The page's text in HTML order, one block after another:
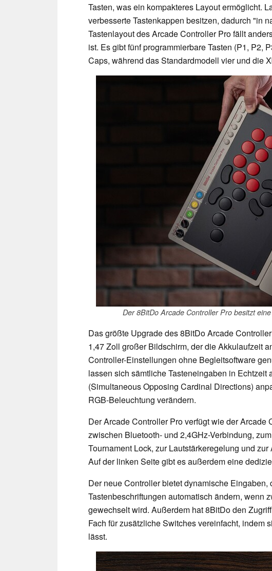
Tasten, was ein kompakteres Layout ermöglicht.
verbesserte Tastenkappen besitzen, dadurch "in
Tastenlayout des Arcade Controller Pro fällt
ist. Es gibt fünf programmierbare Tasten (P1, P2,
Caps, während das Standardmodell vier und die
Der 8BitDo Arcade Controller Pro besitzt
Das größte Upgrade des 8BitDo Arcade
1,47 Zoll großer Bildschirm, der die Akkulaufzeit
Controller-Einstellungen ohne Begleitsoftware
lassen sich sämtliche Tasteneingaben in
(Simultaneous Opposing Cardinal Directions)
RGB-Beleuchtung verändern.
Der Arcade Controller Pro verfügt wie der
zwischen Bluetooth- und 2,4GHz-Verbindung,
Tournament Lock, zur Lautstärkeregelung und
Auf der linken Seite gibt es außerdem eine
Der neue Controller bietet dynamische Eingaben,
Tastenbeschriftungen automatisch ändern, wenn
gewechselt wird. Außerdem hat 8BitDo den
Fach für zusätzliche Switches vereinfacht, indem
lässt.